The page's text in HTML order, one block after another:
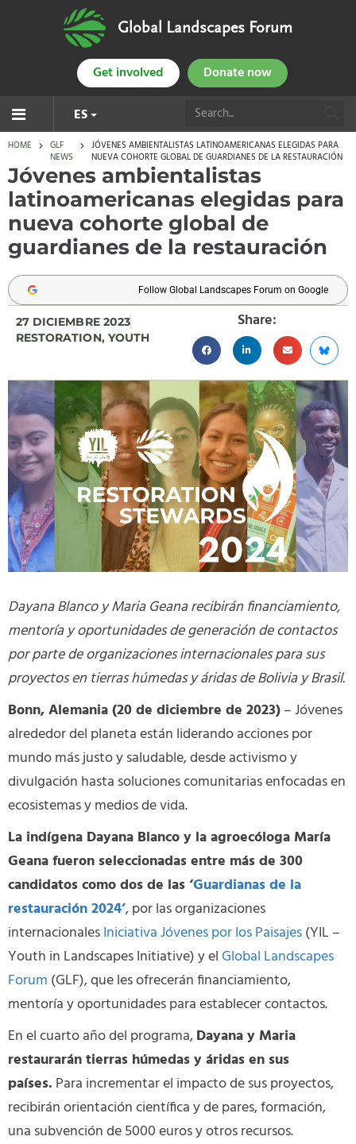
Global Landscapes Forum
Get involved Donate now
ES
HOME
GLF
NEWS
JÓVENES AMBIENTALISTAS LATINOAMERICANAS ELEGIDAS PARA
NUEVA COHORTE GLOBAL DE GUARDIANES DE LA RESTAURACIÓN
Jóvenes ambientalistas
latinoamericanas elegidas para
nueva cohorte global de
guardianes de la restauración
Follow Global Landscapes Forum on Google
27 DICIEMBRE 2023
RESTORATION, YOUTH
Share:
Dayana Blanco y Maria Geana recibirán financiamiento,
mentoría y oportunidades de generación de contactos
por parte de organizaciones internacionales para sus
proyectos en tierras húmedas y áridas de Bolivia y Brasil.
Bonn, Alemania (20 de diciembre de 2023)– Jóvenes
alrededor del planeta están liderando acciones por
mundo más justo y saludable, desde activismo y
divulgación hasta soluciones comunitarias enfocadas en
ecosistemas y medios de vida.
La indígena Dayana Blanco y la agroecóloga María
Geana fueron seleccionadas entre más de 300
candidatos como dos de las ‘Guardianas de la
restauración 2024’, por las organizaciones
internacionalesIniciativa Jóvenes por los Paisajes(YIL –
Youth in Landscapes Initiative) y el Global Landscapes
Forum (GLF), que les ofrecerán financiamiento,
mentoría y oportunidades para establecer contactos.
En el cuarto año del programa,Dayana y Maria
restaurarán tierras húmedas y áridas en sus
países. Para incrementar el impacto de sus proyectos,
recibirán orientación científica y de pares, formación,
una subvención de 5000 euros y otros recursos.